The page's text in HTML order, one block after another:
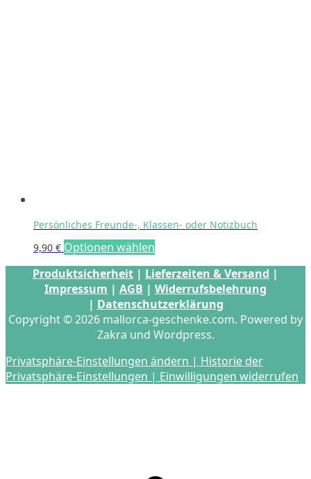
Persönliches Freunde-, Klassen- oder Notizbuch
9,90 € Optionen wählen
Produktsicherheit | Lieferzeiten & Versand |
Impressum | AGB | Widerrufsbelehrung
| Datenschutzerklärung
Copyright © 2026 mallorca-geschenke.com. Powered by
Zakra und Wordpress.
Privatsphäre-Einstellungen ändern | Historie der
Privatsphäre-Einstellungen | Einwilligungen widerrufen